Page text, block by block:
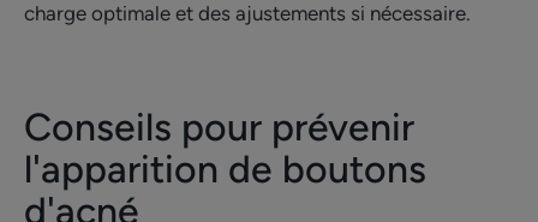
charge optimale et des ajustements si nécessaire.
Conseils pour prévenir
l'apparition de boutons
d'acné